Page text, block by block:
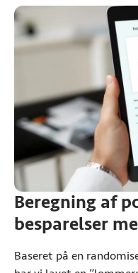
Beregning af
besparelser
Baseret på en